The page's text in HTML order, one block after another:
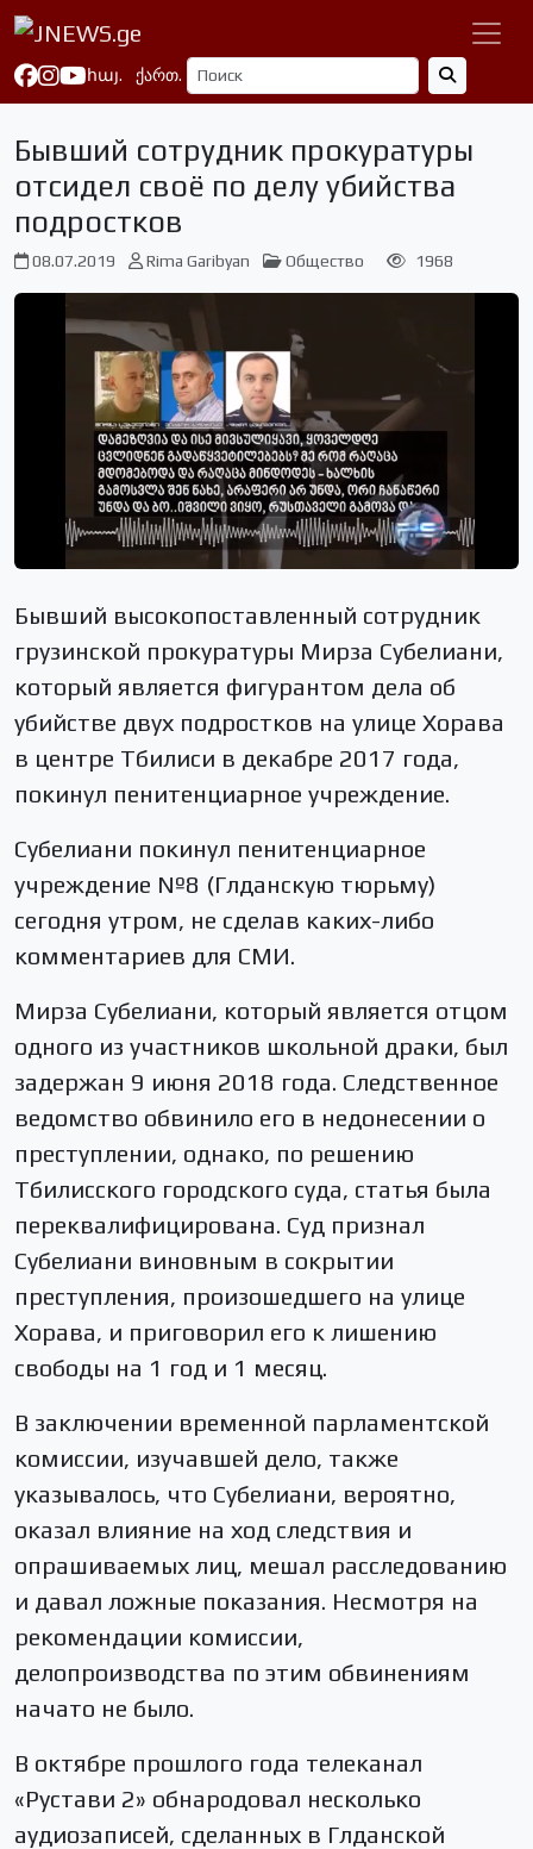
հայ. ქართ.
Бывший сотрудник прокуратуры
отсидел своё по делу убийства
подростков
08.07.2019 Rima Garibyan Общество 1968
Бывший высокопоставленный сотрудник
грузинской прокуратуры Мирза Субелиани,
который является фигурантом дела об
убийстве двух подростков на улице Хорава
в центре Тбилиси в декабре 2017 года,
покинул пенитенциарное учреждение.
Субелиани покинул пенитенциарное
учреждение №8 (Глданскую тюрьму)
сегодня утром, не сделав каких-либо
комментариев для СМИ.
Мирза Субелиани, который является отцом
одного из участников школьной драки, был
задержан 9 июня 2018 года. Следственное
ведомство обвинило его в недонесении о
преступлении, однако, по решению
Тбилисского городского суда, статья была
переквалифицирована. Суд признал
Субелиани виновным в сокрытии
преступления, произошедшего на улице
Хорава, и приговорил его к лишению
свободы на 1 год и 1 месяц.
В заключении временной парламентской
комиссии, изучавшей дело, также
указывалось, что Субелиани, вероятно,
оказал влияние на ход следствия и
опрашиваемых лиц, мешал расследованию
и давал ложные показания. Несмотря на
рекомендации комиссии,
делопроизводства по этим обвинениям
начато не было.
В октябре прошлого года телеканал
«Рустави 2» обнародовал несколько
аудиозаписей, сделанных в Глданской